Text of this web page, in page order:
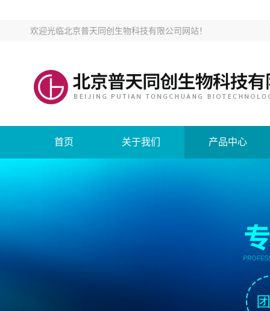
欢迎光临北京普天同创生物科技有限公司网站！
首页 关于我们 产品中心